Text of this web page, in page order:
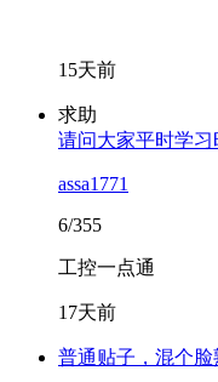
15天前
求助
请问大家平时学习
assa1771
6/355
工控一点通
17天前
普通贴子，混个脸